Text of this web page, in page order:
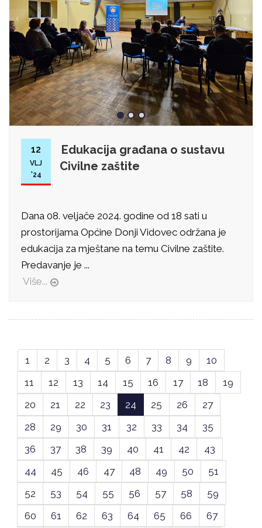
12
VLJ
'24
Edukacija građana o sustavu
Civilne zaštite
Dana 08. veljače 2024. godine od 18 sati u
prostorijama Općine Donji Vidovec održana je
edukacija za mještane na temu Civilne zaštite.
Predavanje je ...
Više...
1 2 3 4 5 6 7 8 9
10
11
12 13 14 15 16 17 18
19
20
21 22 23 24 25 26
27
28
29 30 31 32 33 34
35
36
37 38 39 40 41 42
43
44
45 46 47 48 49 50
51
52
53 54 55 56 57 58
59
60
61 62 63 64 65 66
67